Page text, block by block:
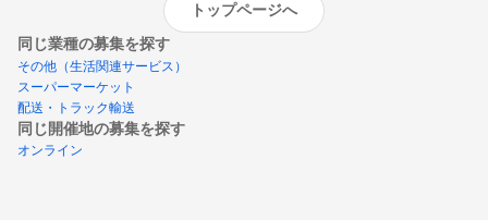
トップページへ
同じ業種の募集を探す
その他（生活関連サービス）
スーパーマーケット
配送・トラック輸送
同じ開催地の募集を探す
オンライン